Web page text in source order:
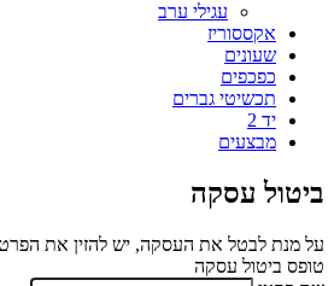
עגילי ערב
אקססוריז
שעונים
כפכפים
תכשיטי גברים
יד 2
מבצעים
ביטול עסקה
על מנת לבטל את העסקה, יש להזין את
טופס ביטול עסקה